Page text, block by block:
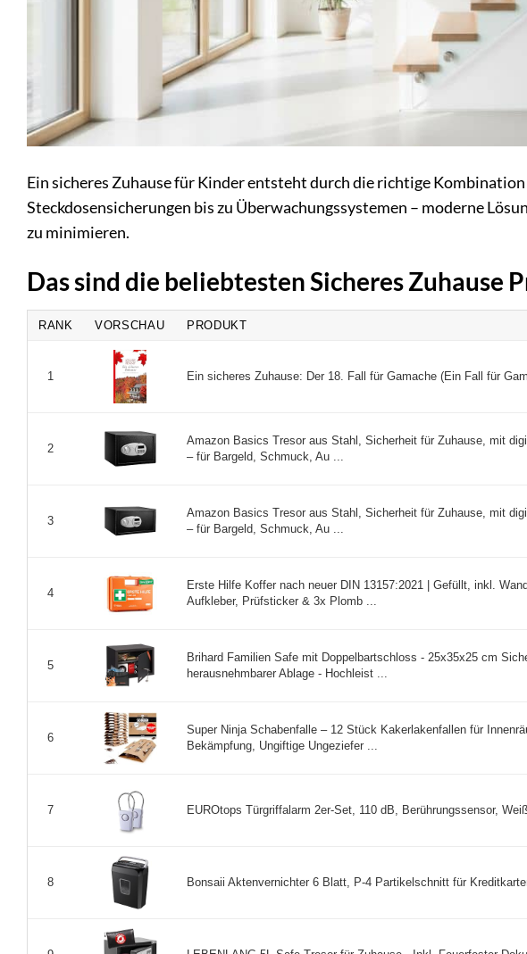
Ein sicheres Zuhause für Kinder entsteht durch die richtige
Steckdosensicherungen bis zu Überwachungssystemen – moderne
zu minimieren.
Das sind die beliebtesten Sicheres Zuhause
RANK VORSCHAU PRODUKT
1 Ein sicheres Zuhause: Der 18. Fall für Gamache (Ein Fall für
2
Amazon Basics Tresor aus Stahl, Sicherheit für Zuhause, mit
– für Bargeld, Schmuck, Au ...
3
Amazon Basics Tresor aus Stahl, Sicherheit für Zuhause, mit
– für Bargeld, Schmuck, Au ...
4
Erste Hilfe Koffer nach neuer DIN 13157:2021 | Gefüllt, inkl.
Aufkleber, Prüfsticker & 3x Plomb ...
5
Brihard Familien Safe mit Doppelbartschloss - 25x35x25 cm
herausnehmbarer Ablage - Hochleist ...
6
Super Ninja Schabenfalle – 12 Stück Kakerlakenfallen für
Bekämpfung, Ungiftige Ungeziefer ...
7 EUROtops Türgriffalarm 2er-Set, 110 dB, Berührungssensor,
8 Bonsaii Aktenvernichter 6 Blatt, P-4 Partikelschnitt für